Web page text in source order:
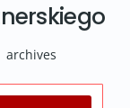
archives